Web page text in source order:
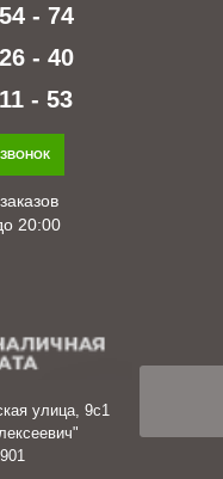
- 74
- 40
- 53
20:00
улица, 9с1